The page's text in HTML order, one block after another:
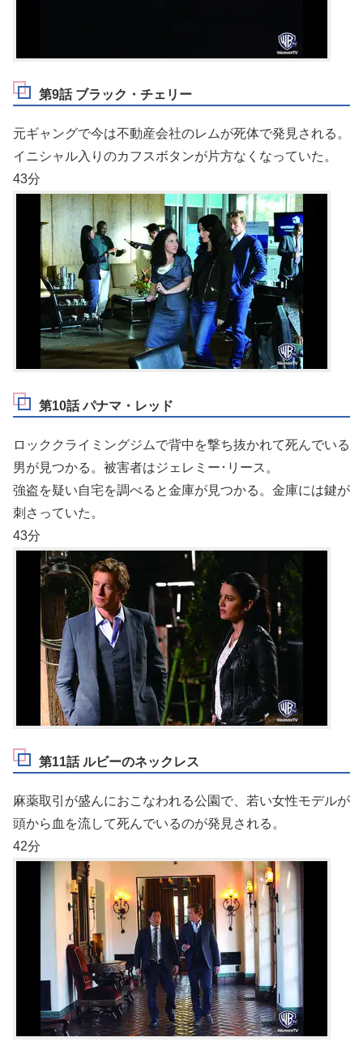
第9話 ブラック・チェリー
元ギャングで今は不動産会社のレムが死体で発見される。
イニシャル入りのカフスボタンが片方なくなっていた。
43分
第10話 パナマ・レッド
ロッククライミングジムで背中を撃ち抜かれて死んでいる
男が見つかる。被害者はジェレミー･リース。
強盗を疑い自宅を調べると金庫が見つかる。金庫には鍵が
刺さっていた。
43分
第11話 ルビーのネックレス
麻薬取引が盛んにおこなわれる公園で、若い女性モデルが
頭から血を流して死んでいるのが発見される。
42分